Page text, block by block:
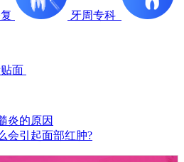
牙周专科
面
炎的原因
会引起面部红肿?